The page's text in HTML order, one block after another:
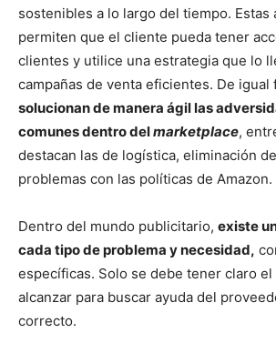
sostenibles a lo largo del tiempo. Estas
permiten que el cliente pueda tener
clientes y utilice una estrategia que lo
campañas de venta eficientes. De igual
solucionan de manera ágil las
comunes dentro delmarketplace,
destacan las de logística, eliminación
problemas con las políticas de Amazon.
Dentro del mundo publicitario, existe
cada tipo de problema y necesidad,
específicas. Solo se debe tener claro
alcanzar para buscar ayuda del
correcto.